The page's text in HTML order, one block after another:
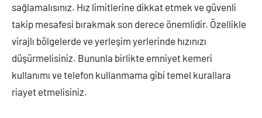
sağlamalısınız. Hız limitlerine dikkat etmek ve güvenli
takip mesafesi bırakmak son derece önemlidir. Özellikle
virajlı bölgelerde ve yerleşim yerlerinde hızınızı
düşürmelisiniz. Bununla birlikte emniyet kemeri
kullanımı ve telefon kullanmama gibi temel kurallara
riayet etmelisiniz.